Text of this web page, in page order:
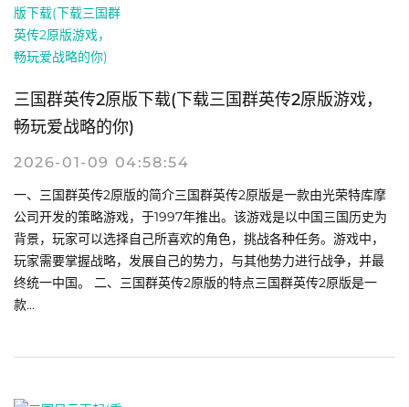
三国群英传2原版下载(下载三国群英传2原版游戏，
畅玩爱战略的你)
2026-01-09 04:58:54
一、三国群英传2原版的简介三国群英传2原版是一款由光荣特库摩
公司开发的策略游戏，于1997年推出。该游戏是以中国三国历史为
背景，玩家可以选择自己所喜欢的角色，挑战各种任务。游戏中，
玩家需要掌握战略，发展自己的势力，与其他势力进行战争，并最
终统一中国。 二、三国群英传2原版的特点三国群英传2原版是一
款...